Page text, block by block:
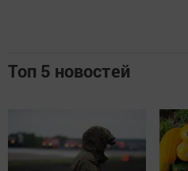
Топ 5 новостей